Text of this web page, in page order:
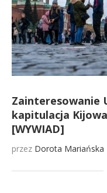
Zainteresowanie
kapitulacja
[WYWIAD]
przez Dorota Mariańska